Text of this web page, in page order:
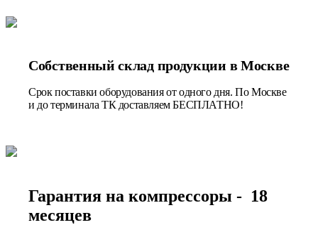
Собственный склад продукции в Москве
Срок поставки оборудования от одного дня. По Москве
и до терминала ТК доставляем БЕСПЛАТНО!
Гарантия на компрессоры - 18
месяцев